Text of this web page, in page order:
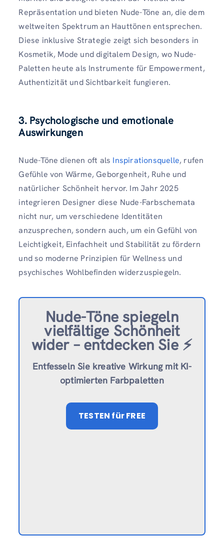
Repräsentation und bieten Nude-Töne an, die dem
weltweiten Spektrum an Hauttönen entsprechen.
Diese inklusive Strategie zeigt sich besonders in
Kosmetik, Mode und digitalem Design, wo Nude-
Paletten heute als Instrumente für Empowerment,
Authentizität und Sichtbarkeit fungieren.
3. Psychologische und emotionale
Auswirkungen
Nude-Töne dienen oft als Inspirationsquelle, rufen
Gefühle von Wärme, Geborgenheit, Ruhe und
natürlicher Schönheit hervor. Im Jahr 2025
integrieren Designer diese Nude-Farbschemata
nicht nur, um verschiedene Identitäten
anzusprechen, sondern auch, um ein Gefühl von
Leichtigkeit, Einfachheit und Stabilität zu fördern
und so moderne Prinzipien für Wellness und
psychisches Wohlbefinden widerzuspiegeln.
Nude-Töne spiegeln
vielfältige Schönheit
wider – entdecken Sie ⚡️
Entfesseln Sie kreative Wirkung mit KI-
optimierten Farbpaletten
TESTEN für FREE